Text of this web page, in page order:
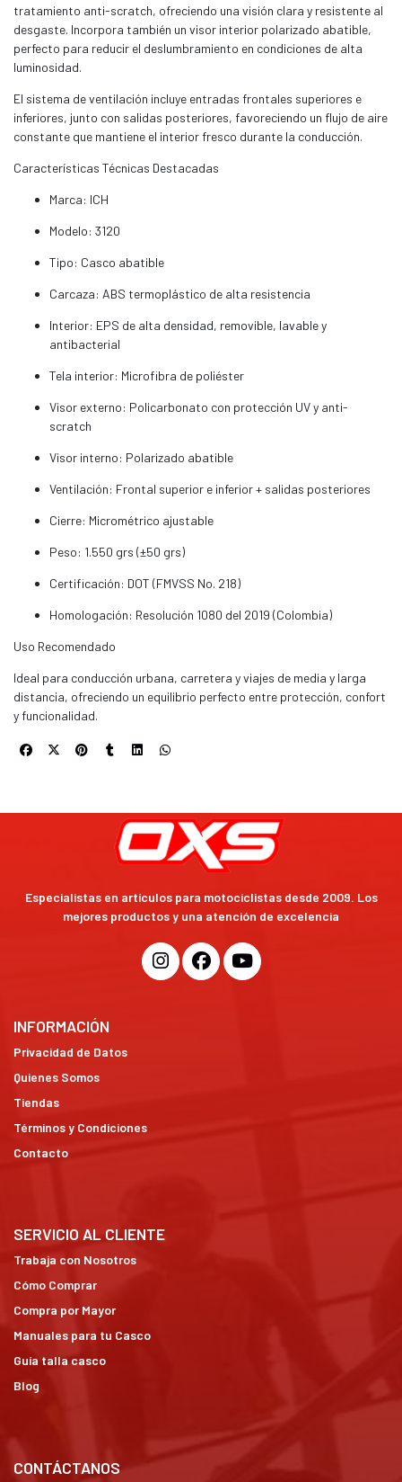
tratamiento anti-scratch, ofreciendo una visión clara y resistente al
desgaste. Incorpora también un visor interior polarizado abatible,
perfecto para reducir el deslumbramiento en condiciones de alta
luminosidad.
El sistema de ventilación incluye entradas frontales superiores e
inferiores, junto con salidas posteriores, favoreciendo un flujo de aire
constante que mantiene el interior fresco durante la conducción.
Características Técnicas Destacadas
Marca: ICH
Modelo: 3120
Tipo: Casco abatible
Carcaza: ABS termoplástico de alta resistencia
Interior: EPS de alta densidad, removible, lavable y
antibacterial
Tela interior: Microfibra de poliéster
Visor externo: Policarbonato con protección UV y anti-
scratch
Visor interno: Polarizado abatible
Ventilación: Frontal superior e inferior + salidas posteriores
Cierre: Micrométrico ajustable
Peso: 1.550 grs (±50 grs)
Certificación: DOT (FMVSS No. 218)
Homologación: Resolución 1080 del 2019 (Colombia)
Uso Recomendado
Ideal para conducción urbana, carretera y viajes de media y larga
distancia, ofreciendo un equilibrio perfecto entre protección, confort
y funcionalidad.
Especialistas en artículos para motociclistas desde 2009. Los
mejores productos y una atención de excelencia
INFORMACIÓN
Privacidad de Datos
Quienes Somos
Tiendas
Términos y Condiciones
Contacto
SERVICIO AL CLIENTE
Trabaja con Nosotros
Cómo Comprar
Compra por Mayor
Manuales para tu Casco
Guía talla casco
Blog
CONTÁCTANOS